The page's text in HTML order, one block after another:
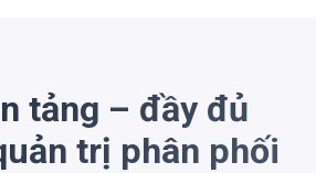
tảng – đầy đủ
trị phân phối